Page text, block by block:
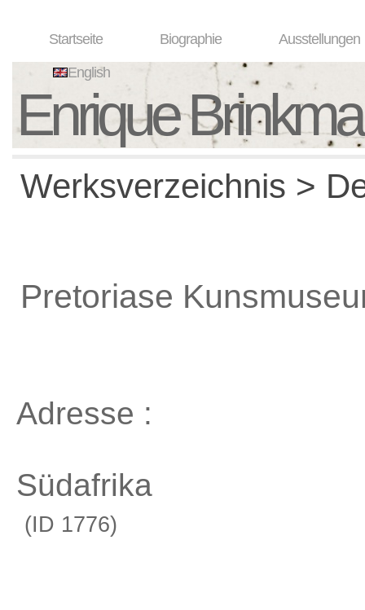
Startseite Biographie Ausstellungen
English
Enrique
Werksverzeichnis >
Pretoriase
Adresse :
Südafrika
(ID 1776)